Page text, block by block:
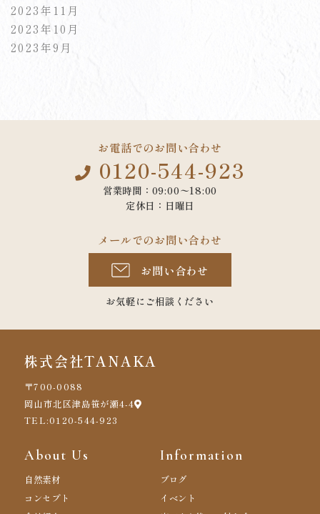
2023年11月
2023年10月
2023年9月
お電話でのお問い合わせ
0120-544-923
営業時間：09:00〜18:00
定休日：日曜日
メールでのお問い合わせ
お問い合わせ
お気軽にご相談ください
株式会社TANAKA
〒700-0088
岡山市北区津島笹が瀬4-4
TEL:0120-544-923
About Us
自然素材
コンセプト
Information
ブログ
イベント